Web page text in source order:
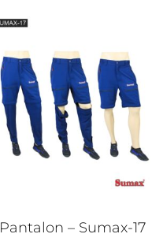
Pantalon – Sumax-17